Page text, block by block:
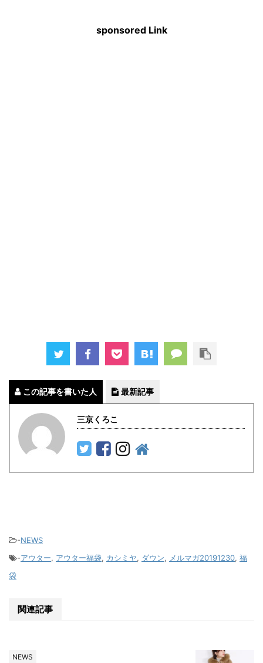
sponsored Link
この記事を書いた人 最新記事
三京くろこ
-NEWS
-アウター, アウター福袋, カシミヤ, ダウン, メルマガ20191230, 福
袋
関連記事
NEWS